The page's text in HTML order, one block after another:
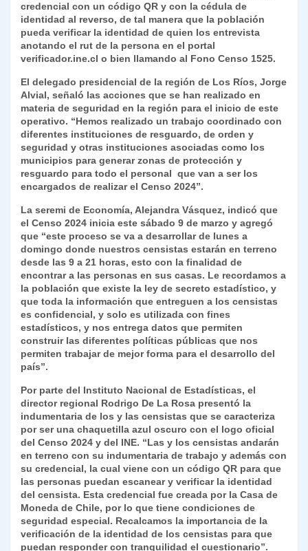
credencial con un código QR y con la cédula de
identidad al reverso, de tal manera que la población
pueda verificar la identidad de quien los entrevista
anotando el rut de la persona en el portal
verificador.ine.cl o bien llamando al Fono Censo 1525.
El delegado presidencial de la región de Los Ríos, Jorge
Alvial, señaló las acciones que se han realizado en
materia de seguridad en la región para el inicio de este
operativo. “Hemos realizado un trabajo coordinado con
diferentes instituciones de resguardo, de orden y
seguridad y otras instituciones asociadas como los
municipios para generar zonas de protección y
resguardo para todo el personal que van a ser los
encargados de realizar el Censo 2024”.
La seremi de Economía, Alejandra Vásquez, indicó que
el Censo 2024 inicia este sábado 9 de marzo y agregó
que “este proceso se va a desarrollar de lunes a
domingo donde nuestros censistas estarán en terreno
desde las 9 a 21 horas, esto con la finalidad de
encontrar a las personas en sus casas. Le recordamos a
la población que existe la ley de secreto estadístico, y
que toda la información que entreguen a los censistas
es confidencial, y solo es utilizada con fines
estadísticos, y nos entrega datos que permiten
construir las diferentes políticas públicas que nos
permiten trabajar de mejor forma para el desarrollo del
país”.
Por parte del Instituto Nacional de Estadísticas, el
director regional Rodrigo De La Rosa presentó la
indumentaria de los y las censistas que se caracteriza
por ser una chaquetilla azul oscuro con el logo oficial
del Censo 2024 y del INE. “Las y los censistas andarán
en terreno con su indumentaria de trabajo y además con
su credencial, la cual viene con un código QR para que
las personas puedan escanear y verificar la identidad
del censista. Esta credencial fue creada por la Casa de
Moneda de Chile, por lo que tiene condiciones de
seguridad especial. Recalcamos la importancia de la
verificación de la identidad de los censistas para que
puedan responder con tranquilidad el cuestionario”.